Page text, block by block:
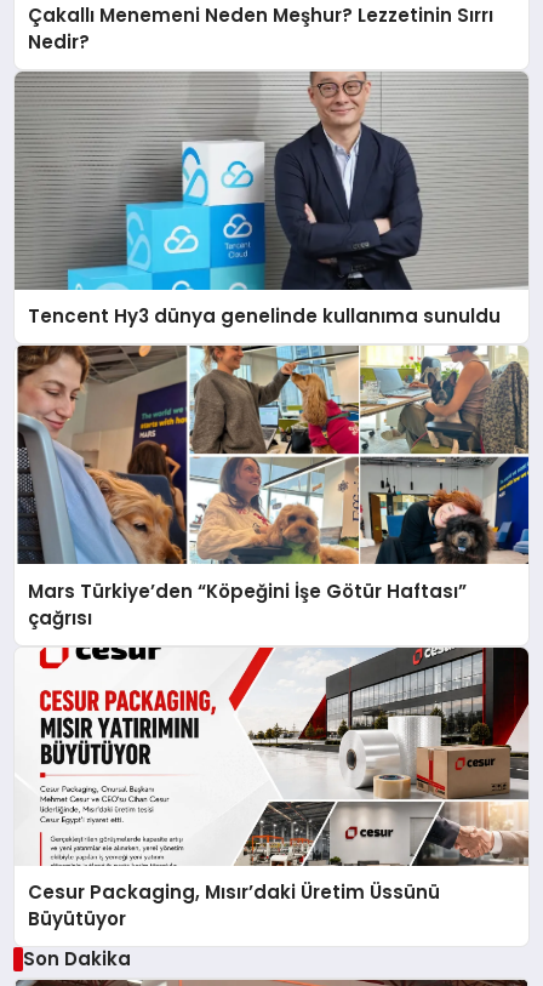
Çakallı Menemeni Neden Meşhur? Lezzetinin Sırrı
Nedir?
Tencent Hy3 dünya genelinde kullanıma sunuldu
Mars Türkiye’den “Köpeğini İşe Götür Haftası”
çağrısı
Cesur Packaging, Mısır’daki Üretim Üssünü
Büyütüyor
Son Dakika